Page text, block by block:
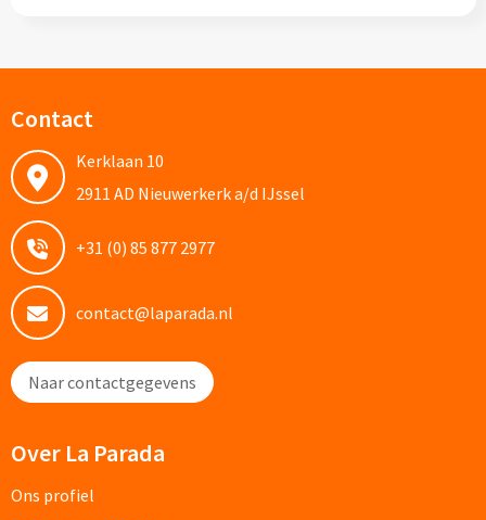
Markeerstiften bedrukken
Kinderschrijfwaren bedrukken
Stoepkrijt bedrukken
Waskrijtjes bedrukken
Notitieboekjes & Schrijfmappen
Notitieboekjes bedrukken
Contact
Kerklaan 10
2911 AD Nieuwerkerk a/d IJssel
+31 (0) 85 877 2977
contact@laparada.nl
Naar contactgegevens
Over La Parada
Ons profiel